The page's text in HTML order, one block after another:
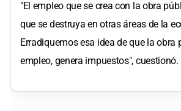
"El empleo que se crea con la obra
que se destruya en otras áreas de la
Erradiquemos esa idea de que la obra
empleo, genera impuestos", cuestionó.